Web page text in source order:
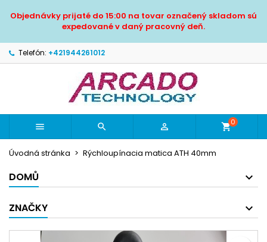
Objednávky prijaté do 15:00 na tovar označený skladom sú
expedované v daný pracovný deň.
Telefón: +421944261012
   shopping_cart0
Úvodná stránka Rýchloupínacia matica ATH 40mm
DOMŮ
ZNAČKY
Pridať do obľúbených ×
add_circle_outline Vytvoriť nový zoznam
Vytvoriť zoznam želaní ×
Názov zoznamu želaní
Zrušiť Vytvoriť zoznam želaní
Prihlásiť sa ×
Musíte byť prihlásený, aby ste si mohli výrobky uložiť
do svojho zoznamu želaní.
Zrušiť Prihlásiť sa